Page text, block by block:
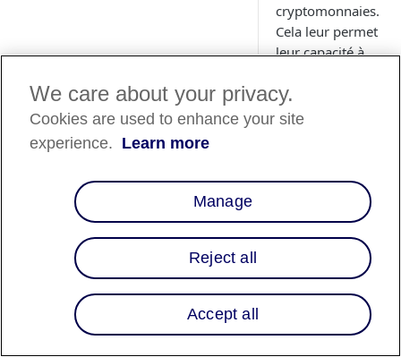
cryptomonnaies.
Cela leur permet
leur capacité à
options de
paiement
des pays
Liste des pays⬇️
We care about your privacy.
Cookies are used to enhance your site
experience. Learn more
Manage
Reject all
Accept all